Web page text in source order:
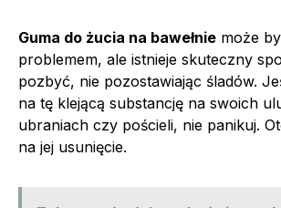
Guma do żucia na bawełnie może
problemem, ale istnieje skuteczny
pozbyć, nie pozostawiając śladów.
na tę klejącą substancję na swoich
ubraniach czy pościeli, nie panikuj.
na jej usunięcie.